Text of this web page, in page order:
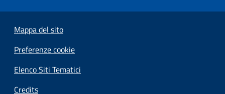
Mappa del sito
Preferenze cookie
Elenco Siti Tematici
Credits